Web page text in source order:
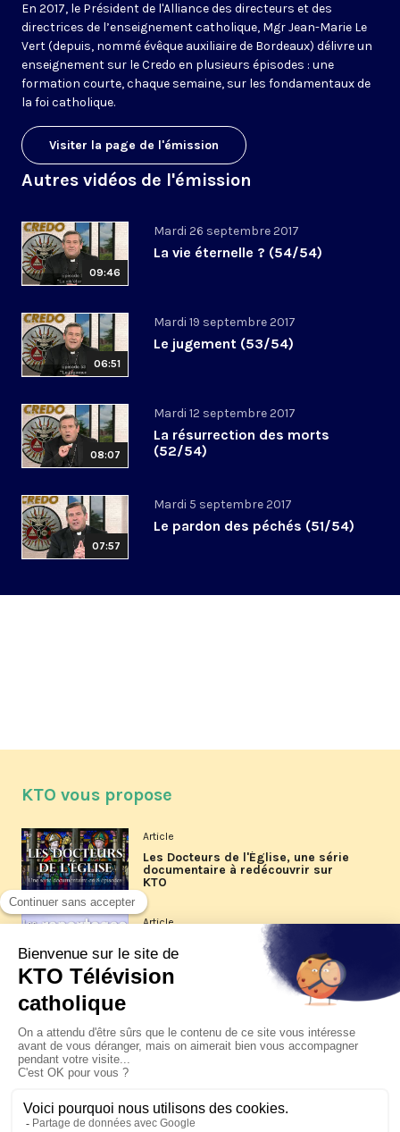
En 2017, le Président de l'Alliance des directeurs et des
directrices de l’enseignement catholique, Mgr Jean-Marie Le
Vert (depuis, nommé évêque auxiliaire de Bordeaux) délivre un
enseignement sur le Credo en plusieurs épisodes : une
formation courte, chaque semaine, sur les fondamentaux de
la foi catholique.
Visiter la page de l'émission
Autres vidéos de l'émission
09:46
Mardi 26 septembre 2017
La vie éternelle ? (54/54)
06:51
Mardi 19 septembre 2017
Le jugement (53/54)
08:07
Mardi 12 septembre 2017
La résurrection des morts
(52/54)
07:57
Mardi 5 septembre 2017
Le pardon des péchés (51/54)
KTO vous propose
Article
Les Docteurs de l'Église, une série
documentaire à redécouvrir sur
KTO
Article
Les reportages d'été 2026 de KTO
La visite pastorale du pape Léon
XIV à Assise à suivre sur KTO le
jeudi 6 août
Le pape en Uruguay, Argentine et
Pérou du 6 au 17 novembre 2026